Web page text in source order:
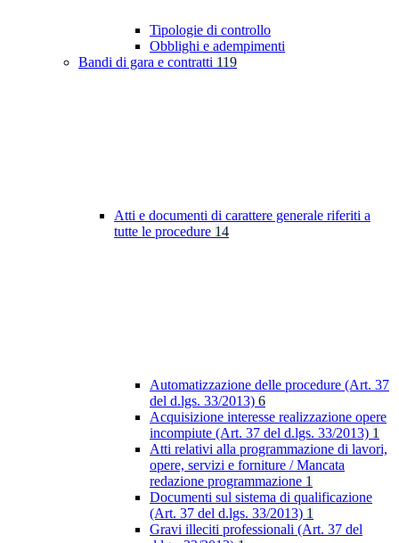
Tipologie di controllo
Obblighi e adempimenti
Bandi di gara e contratti 119
Atti e documenti di carattere generale riferiti a
tutte le procedure 14
Automatizzazione delle procedure (Art. 37
del d.lgs. 33/2013) 6
Acquisizione interesse realizzazione opere
incompiute (Art. 37 del d.lgs. 33/2013) 1
Atti relativi alla programmazione di lavori,
opere, servizi e forniture / Mancata
redazione programmazione 1
Documenti sul sistema di qualificazione
(Art. 37 del d.lgs. 33/2013) 1
Gravi illeciti professionali (Art. 37 del